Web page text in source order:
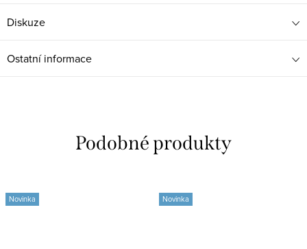
Diskuze
Ostatní informace
Novinka Novinka